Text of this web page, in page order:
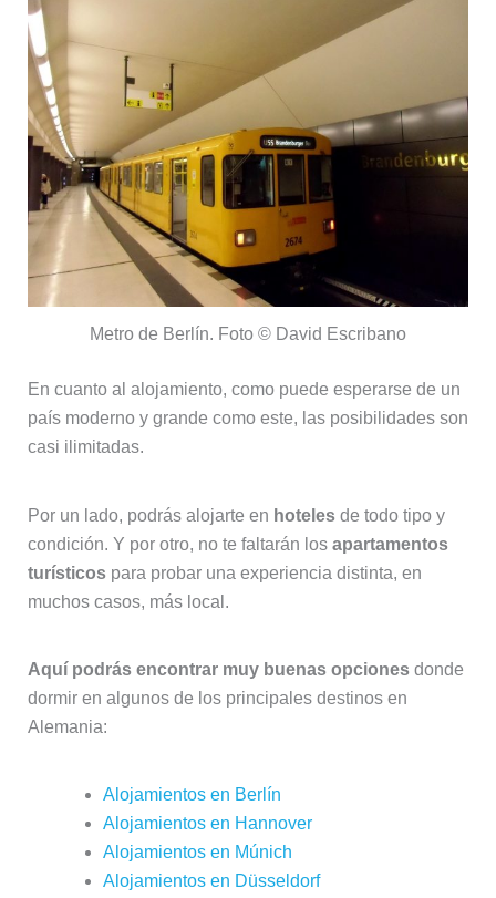
Metro de Berlín. Foto © David Escribano
En cuanto al alojamiento, como puede esperarse de un
país moderno y grande como este, las posibilidades son
casi ilimitadas.
Por un lado, podrás alojarte en hotelesde todo tipo y
condición. Y por otro, no te faltarán los apartamentos
turísticospara probar una experiencia distinta, en
muchos casos, más local.
Aquí podrás encontrar muy buenas opcionesdonde
dormir en algunos de los principales destinos en
Alemania:
Alojamientos en Berlín
Alojamientos en Hannover
Alojamientos en Múnich
Alojamientos en Düsseldorf